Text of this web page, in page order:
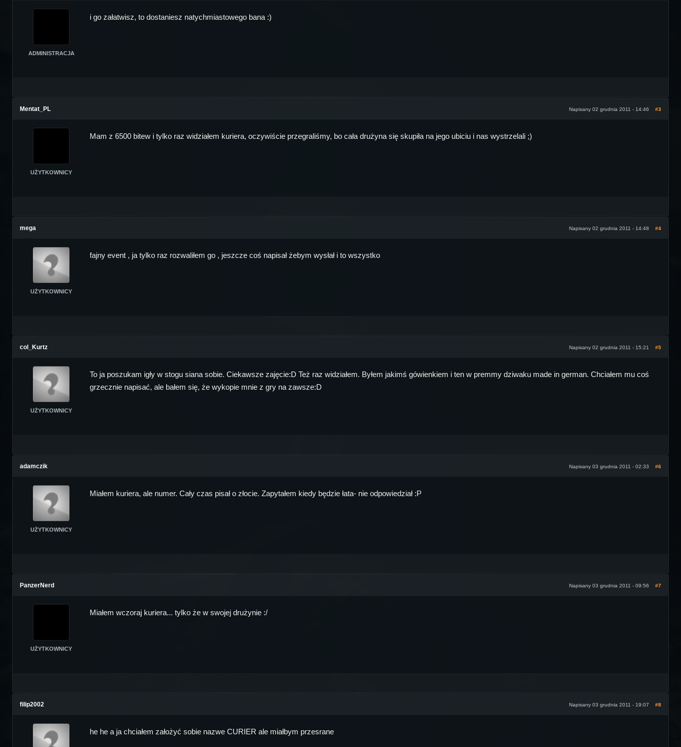
ADMINISTRACJA
i go załatwisz, to dostaniesz natychmiastowego bana :)
Mentat_PL Napisany 02 grudnia 2011 - 14:46 #3
UŻYTKOWNICY
Mam z 6500 bitew i tylko raz widziałem kuriera, oczywiście przegraliśmy, bo cała drużyna się skupiła na jego ubiciu i nas wystrzelali ;)
mega Napisany 02 grudnia 2011 - 14:48 #4
UŻYTKOWNICY
fajny event , ja tylko raz rozwaliłem go , jeszcze coś napisał żebym wysłał i to wszystko
col_Kurtz Napisany 02 grudnia 2011 - 15:21 #5
UŻYTKOWNICY
To ja poszukam igły w stogu siana sobie. Ciekawsze zajęcie:D Też raz widziałem. Byłem jakimś gówienkiem i ten w premmy dziwaku made in german. Chciałem mu coś
grzecznie napisać, ale bałem się, że wykopie mnie z gry na zawsze:D
adamczik Napisany 03 grudnia 2011 - 02:33 #6
UŻYTKOWNICY
Miałem kuriera, ale numer. Cały czas pisał o złocie. Zapytałem kiedy będzie łata- nie odpowiedział :P
PanzerNerd Napisany 03 grudnia 2011 - 09:56 #7
UŻYTKOWNICY
Miałem wczoraj kuriera... tylko że w swojej drużynie :/
filip2002 Napisany 03 grudnia 2011 - 19:07 #8
he he a ja chciałem założyć sobie nazwe CURIER ale miałbym przesrane